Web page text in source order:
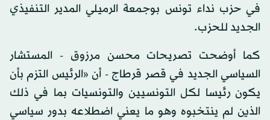
في حزب نداء تونس بوجمعة الرميلي المدير التنفيذي
الجديد للحزب.
كما أوضحت تصريحات محسن مرزوق - المستشار
السياسي الجديد في قصر قرطاج - أن «الرئيس التزم بأن
يكون رئيسا لكل التونسيين والتونسيات بما في ذلك
الذين لم ينتخبوه وهو ما يعني اضطلاعه بدور سياسي